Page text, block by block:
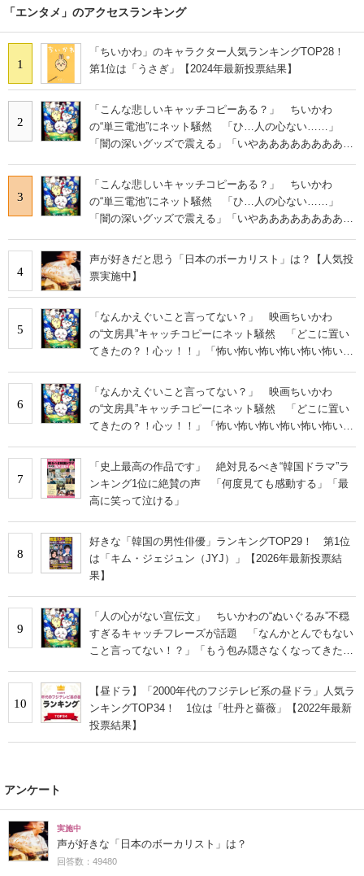
「エンタメ」のアクセスランキング
1
「ちいかわ」のキャラクター人気ランキングTOP28！
第1位は「うさぎ」【2024年最新投票結果】
2
「こんな悲しいキャッチコピーある？」 ちいかわ
の“単三電池”にネット騒然 「ひ…人の心ない……」
「闇の深いグッズで震える」「いやあああああああああ
3
「こんな悲しいキャッチコピーある？」 ちいかわ
の“単三電池”にネット騒然 「ひ…人の心ない……」
「闇の深いグッズで震える」「いやあああああああああ
4
声が好きだと思う「日本のボーカリスト」は？【人気投
票実施中】
5
「なんかえぐいこと言ってない？」 映画ちいかわ
の“文房具”キャッチコピーにネット騒然 「どこに置い
てきたの？！心ッ！！」「怖い怖い怖い怖い怖い怖い怖
6
「なんかえぐいこと言ってない？」 映画ちいかわ
の“文房具”キャッチコピーにネット騒然 「どこに置い
てきたの？！心ッ！！」「怖い怖い怖い怖い怖い怖い怖
7
「史上最高の作品です」 絶対見るべき“韓国ドラマ”ラ
ンキング1位に絶賛の声 「何度見ても感動する」「最
高に笑って泣ける」
8
好きな「韓国の男性俳優」ランキングTOP29！ 第1位
は「キム・ジェジュン（JYJ）」【2026年最新投票結
果】
9
「人の心がない宣伝文」 ちいかわの“ぬいぐるみ”不穏
すぎるキャッチフレーズが話題 「なんかとんでもない
こと言ってない！？」「もう包み隠さなくなってきた
10
【昼ドラ】「2000年代のフジテレビ系の昼ドラ」人気ラ
ンキングTOP34！ 1位は「牡丹と薔薇」【2022年最新
投票結果】
アンケート
実施中
声が好きな「日本のボーカリスト」は？
回答数：49480